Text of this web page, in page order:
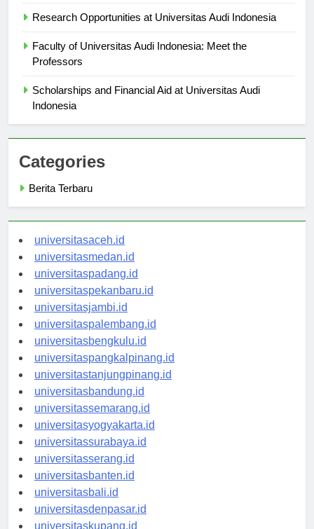
Faculty of Universitas Audi Indonesia: Meet the
Scholarships and Financial Aid at Universitas Audi
Categories
universitasaceh.id
universitasmedan.id
universitaspadang.id
universitaspekanbaru.id
universitasjambi.id
universitaspalembang.id
universitasbengkulu.id
universitaspangkalpinang.id
universitastanjungpinang.id
universitasbandung.id
universitassemarang.id
universitasyogyakarta.id
universitassurabaya.id
universitasserang.id
universitasbanten.id
universitasbali.id
universitasdenpasar.id